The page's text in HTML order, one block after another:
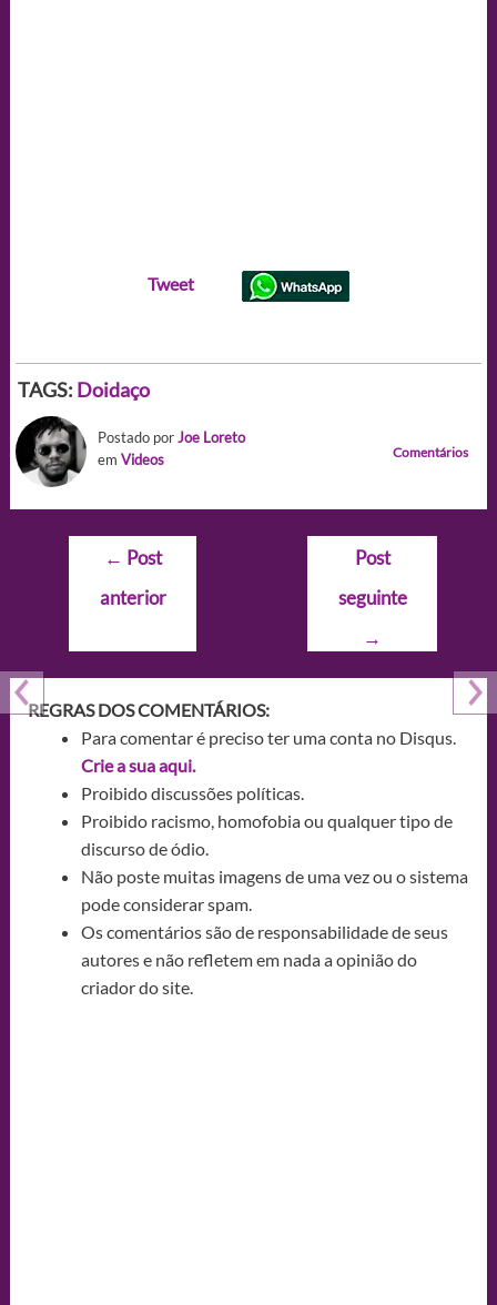
Tweet
TAGS: Doidaço
Postado porJoe Loreto
em Videos Comentários
Navegação
Post
← Post
anterior
Post
seguinte
→
REGRAS DOS COMENTÁRIOS:
Para comentar é preciso ter uma conta no Disqus.
Crie a sua aqui.
Proibido discussões políticas.
Proibido racismo, homofobia ou qualquer tipo de
discurso de ódio.
Não poste muitas imagens de uma vez ou o sistema
pode considerar spam.
Os comentários são de responsabilidade de seus
autores e não refletem em nada a opinião do
criador do site.